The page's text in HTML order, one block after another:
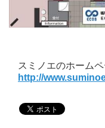
スミノエのホーム
http://